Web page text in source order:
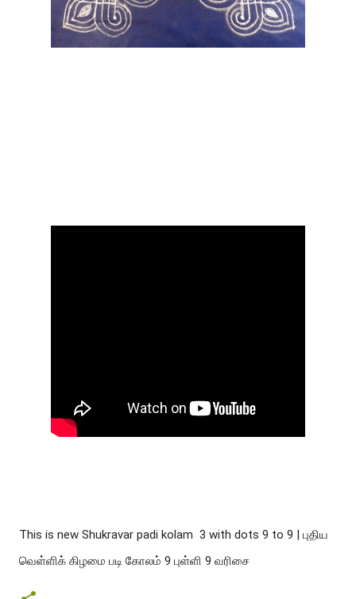
This is new Shukravar padi kolam  3 with dots 9 to 9 | புதிய
வெள்ளிக் கிழமை படி கோலம் 9 புள்ளி 9 வரிசை